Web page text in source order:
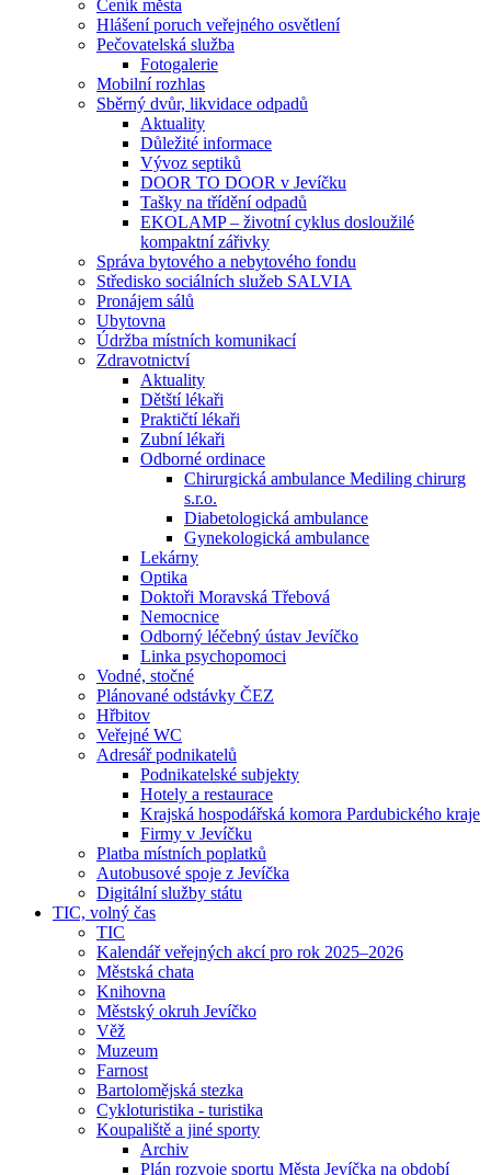
Ceník města
Hlášení poruch veřejného osvětlení
Pečovatelská služba
Fotogalerie
Mobilní rozhlas
Sběrný dvůr, likvidace odpadů
Aktuality
Důležité informace
Vývoz septiků
DOOR TO DOOR v Jevíčku
Tašky na třídění odpadů
EKOLAMP – životní cyklus dosloužilé
kompaktní zářivky
Správa bytového a nebytového fondu
Středisko sociálních služeb SALVIA
Pronájem sálů
Ubytovna
Údržba místních komunikací
Zdravotnictví
Aktuality
Dětští lékaři
Praktičtí lékaři
Zubní lékaři
Odborné ordinace
Chirurgická ambulance Mediling chirurg
s.r.o.
Diabetologická ambulance
Gynekologická ambulance
Lekárny
Optika
Doktoři Moravská Třebová
Nemocnice
Odborný léčebný ústav Jevíčko
Linka psychopomoci
Vodné, stočné
Plánované odstávky ČEZ
Hřbitov
Veřejné WC
Adresář podnikatelů
Podnikatelské subjekty
Hotely a restaurace
Krajská hospodářská komora Pardubického kraje
Firmy v Jevíčku
Platba místních poplatků
Autobusové spoje z Jevíčka
Digitální služby státu
TIC, volný čas
TIC
Kalendář veřejných akcí pro rok 2025–2026
Městská chata
Knihovna
Městský okruh Jevíčko
Věž
Muzeum
Farnost
Bartolomějská stezka
Cykloturistika - turistika
Koupaliště a jiné sporty
Archiv
Plán rozvoje sportu Města Jevíčka na období